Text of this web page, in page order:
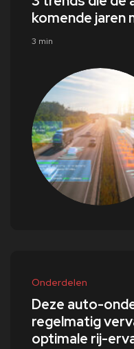
komende jaren
3 min
Onderdelen
Deze auto-
regelmatig
optimale rij-